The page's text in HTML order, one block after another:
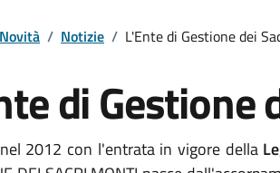
Novità / Notizie / L'Ente di Gestione dei
di Gestione
2012 con l'entrata in vigore della